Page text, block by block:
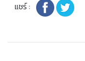
แชร์ :